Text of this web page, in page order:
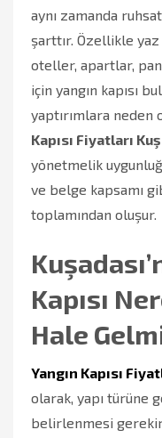
aynı zamanda
şarttır. Özellikle
oteller, apartlar,
için yangın kapısı
yaptırımlara neden
Kapısı Fiyatları
yönetmelik
ve belge kapsamı
toplamından oluşur.
Kapısı
Hale
Yangın Kapısı
olarak, yapı türüne
belirlenmesi